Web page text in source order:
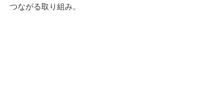
つながる取り組み。